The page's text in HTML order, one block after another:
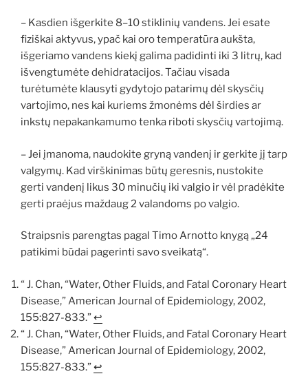
– Kasdien išgerkite 8–10 stiklinių vandens. Jei esate
fiziškai aktyvus, ypač kai oro temperatūra aukšta,
išgeriamo vandens kiekį galima padidinti iki 3 litrų, kad
išvengtumėte dehidratacijos. Tačiau visada
turėtumėte klausyti gydytojo patarimų dėl skysčių
vartojimo, nes kai kuriems žmonėms dėl širdies ar
inkstų nepakankamumo tenka riboti skysčių vartojimą.
– Jei įmanoma, naudokite gryną vandenį ir gerkite jį tarp
valgymų. Kad virškinimas būtų geresnis, nustokite
gerti vandenį likus 30 minučių iki valgio ir vėl pradėkite
gerti praėjus maždaug 2 valandoms po valgio.
Straipsnis parengtas pagal Timo Arnotto knygą „24
patikimi būdai pagerinti savo sveikatą“.
“ J. Chan, “Water, Other Fluids, and Fatal Coronary Heart
Disease,” American Journal of Epidemiology, 2002,
155:827-833.”↩︎
“ J. Chan, “Water, Other Fluids, and Fatal Coronary Heart
Disease,” American Journal of Epidemiology, 2002,
155:827-833.”↩︎